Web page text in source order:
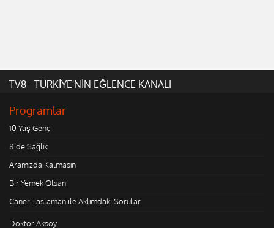
TV8 - TÜRKİYE'NİN EĞLENCE KANALI
Programlar
10 Yaş Genç
8'de Sağlık
Aramızda Kalmasın
Bir Yemek Olsan
Caner Taslaman ile Aklımdaki Sorular
Doktor Aksoy